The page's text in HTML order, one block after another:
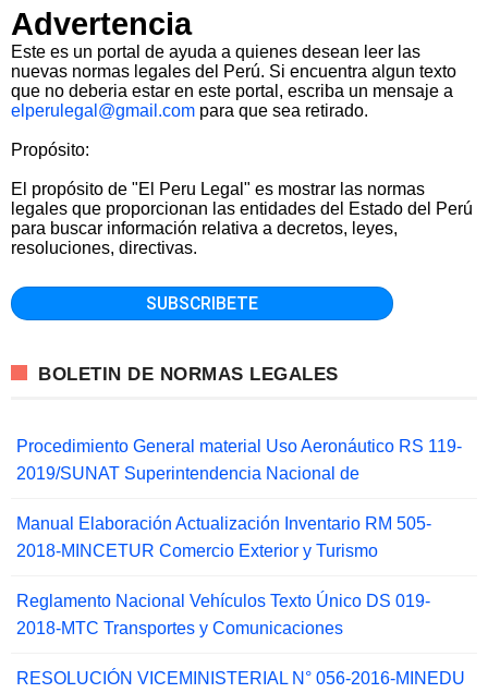
Advertencia
Este es un portal de ayuda a quienes desean leer las
nuevas normas legales del Perú. Si encuentra algun texto
que no deberia estar en este portal, escriba un mensaje a
elperulegal@gmail.com para que sea retirado.
Propósito:
El propósito de "El Peru Legal" es mostrar las normas
legales que proporcionan las entidades del Estado del Perú
para buscar información relativa a decretos, leyes,
resoluciones, directivas.
BOLETIN DE NORMAS LEGALES
Procedimiento General material Uso Aeronáutico RS 119-
2019/SUNAT Superintendencia Nacional de
Manual Elaboración Actualización Inventario RM 505-
2018-MINCETUR Comercio Exterior y Turismo
Reglamento Nacional Vehículos Texto Único DS 019-
2018-MTC Transportes y Comunicaciones
RESOLUCIÓN VICEMINISTERIAL N° 056-2016-MINEDU